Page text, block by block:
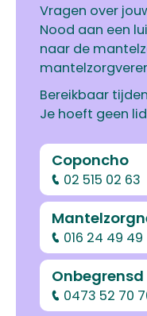
Vragen over
Nood aan een
naar de
Bereikbaar
Je hoeft geen
Coponcho
02 515 02 63
016 24 49 49
Onbegrensd
0473 52 70